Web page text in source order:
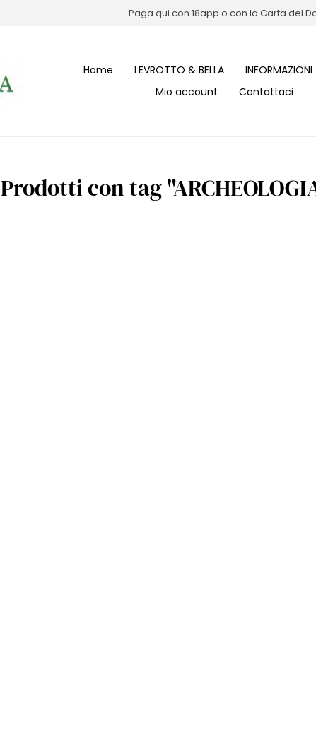
Paga qui con 18app o con la Carta del
Home LEVROTTO & BELLA INFORMAZIONI
Mio account
Contattaci
Prodotti con tag